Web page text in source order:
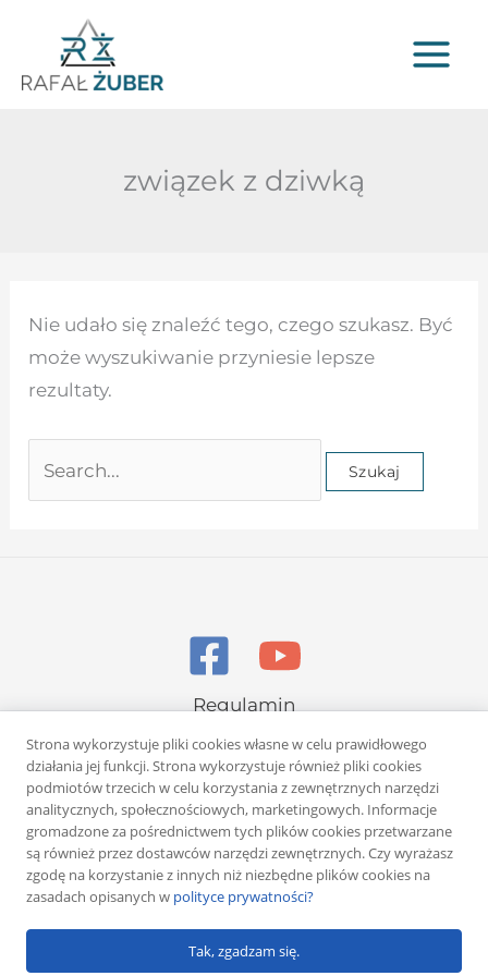
treści
związek z dziwką
Nie udało się znaleźć tego, czego szukasz. Być
może wyszukiwanie przyniesie lepsze
rezultaty.
dla:
Regulamin
Polityka prywatności
Copyright © 2026 Rafał Żuber
Powered byKlub eMarketera
Strona wykorzystuje pliki cookies własne w celu prawidłowego
działania jej funkcji. Strona wykorzystuje również pliki cookies
podmiotów trzecich w celu korzystania z zewnętrznych narzędzi
analitycznych, społecznościowych, marketingowych. Informacje
gromadzone za pośrednictwem tych plików cookies przetwarzane
są również przez dostawców narzędzi zewnętrznych. Czy wyrażasz
zgodę na korzystanie z innych niż niezbędne plików cookies na
zasadach opisanych w polityce prywatności?
Tak, zgadzam się.